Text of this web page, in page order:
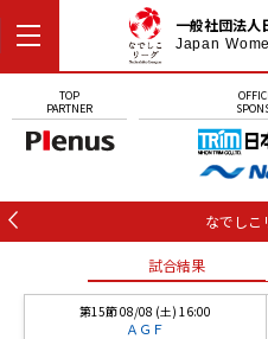
一般社団法人
Japan
TOP
PARTNER
なでしこ
試合結果
第15節 08/08 (土) 16:00
ＡＧＦ